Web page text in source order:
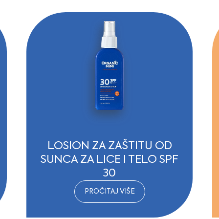
LOSION ZA ZAŠTITU OD
SUNCA ZA LICE I TELO SPF
30
PROČITAJ VIŠE